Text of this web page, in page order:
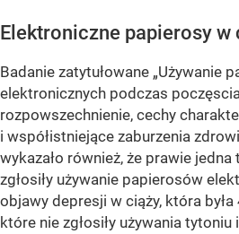
Elektroniczne papierosy w
Badanie zatytułowane „Używanie
elektronicznych podczas
rozpowszechnienie, cechy
i współistniejące zaburzenia
wykazało również, że prawie
zgłosiły używanie papierosów
objawy depresji w ciąży, która
które nie zgłosiły używania